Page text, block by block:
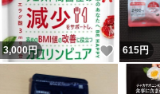
3,000円 いいね
615円